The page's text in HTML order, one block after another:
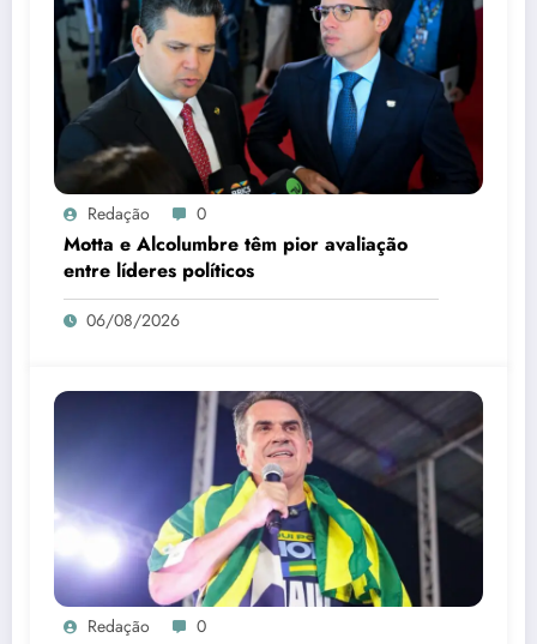
Redação 0
Motta e Alcolumbre têm pior avaliação
entre líderes políticos
06/08/2026
Redação 0